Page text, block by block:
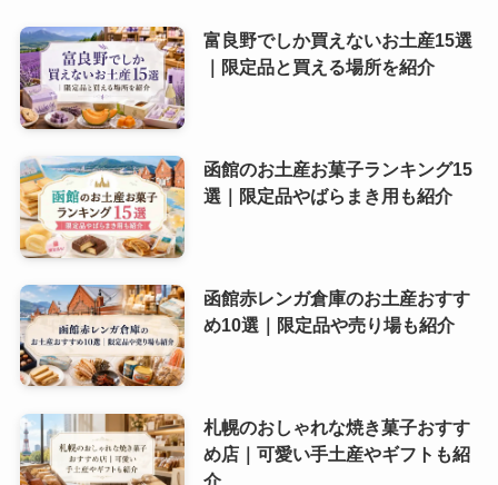
富良野でしか買えないお土産15選
｜限定品と買える場所を紹介
函館のお土産お菓子ランキング15
選｜限定品やばらまき用も紹介
函館赤レンガ倉庫のお土産おすす
め10選｜限定品や売り場も紹介
札幌のおしゃれな焼き菓子おすす
め店｜可愛い手土産やギフトも紹
介